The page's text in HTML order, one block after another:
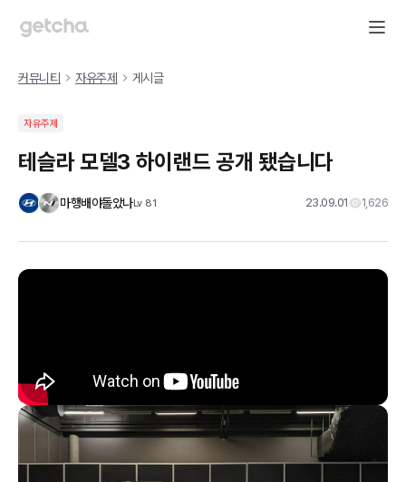
커뮤니티 자유주제 게시글
자유주제
테슬라 모델3 하이랜드 공개 됐습니다
마행배야돌았나Lv 81 23.09.01 1,626